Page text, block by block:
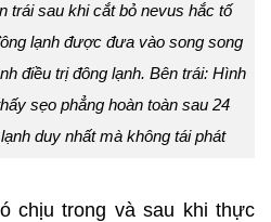
trái sau khi cắt bỏ nevus hắc tố
lạnh được đưa vào song song
điều trị đông lạnh. Bên trái: Hình
sẹo phẳng hoàn toàn sau 24
duy nhất mà không tái phát
chịu trong và sau khi thực